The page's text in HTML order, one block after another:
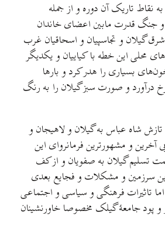
نقاط تاریک آن دوره و از جمله
و جنگ قدرت مابین اعضای خاندان
شرق گیلان و تجاسپیان و اسحاقیان غرب
محلی این خطه با کیاییان و یکدیگر
بسیاری را هدر کرد و بارها
درآورد و صورت سبز گیلان را به رنگ
تازش شاه عباس به گیلان و لاهیجان و
و مشهورترین فرمانروای این
تسلیم گیلان به صفویان و از کف
سرزمین و مشکلات و فجایع بعدی
تاثیرات فرهنگی و سیاسی و اجتماعی
و پود جامعهٔ گیلک مخصوصا خاورنشینان